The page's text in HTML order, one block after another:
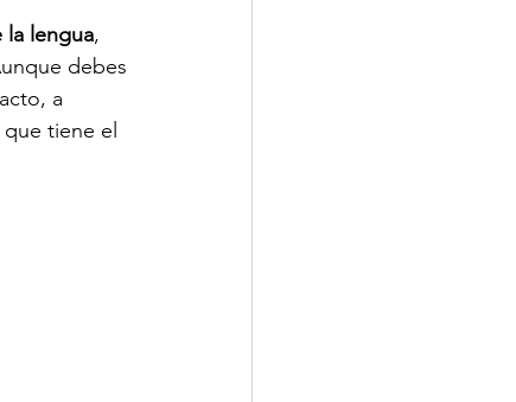
la lengua,
debes
a
tiene el